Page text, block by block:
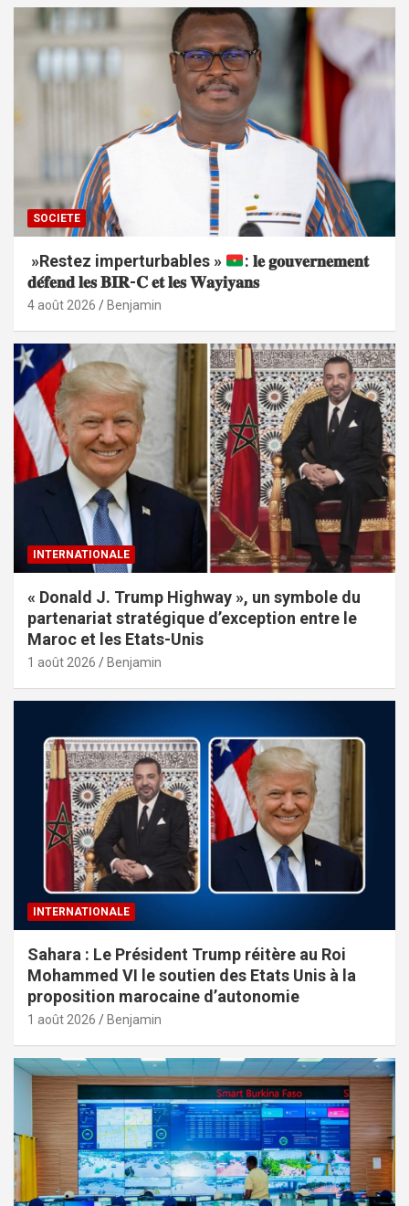
SOCIETE
»Restez imperturbables »
: 𝐥𝐞 𝐠𝐨𝐮𝐯𝐞𝐫𝐧𝐞𝐦𝐞𝐧𝐭
𝐝𝐞́𝐟𝐞𝐧𝐝 𝐥𝐞𝐬 𝐁𝐈𝐑-𝐂 𝐞𝐭 𝐥𝐞𝐬 𝐖𝐚𝐲𝐢𝐲𝐚𝐧𝐬
4 août 2026 Benjamin
INTERNATIONALE
« Donald J. Trump Highway », un symbole du
partenariat stratégique d’exception entre le
Maroc et les Etats-Unis
1 août 2026 Benjamin
INTERNATIONALE
Sahara : Le Président Trump réitère au Roi
Mohammed VI le soutien des Etats Unis à la
proposition marocaine d’autonomie
1 août 2026 Benjamin